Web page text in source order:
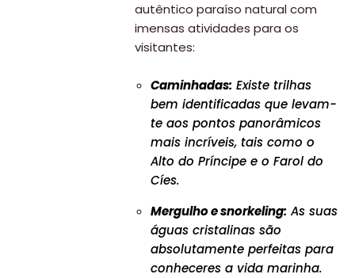
autêntico paraíso natural com
imensas atividades para os
visitantes:
Caminhadas: Existe trilhas
bem identificadas que levam-
te aos pontos panorâmicos
mais incríveis, tais como o
Alto do Príncipe e o Farol do
Cíes.
Mergulho e snorkeling: As suas
águas cristalinas são
absolutamente perfeitas para
conheceres a vida marinha.